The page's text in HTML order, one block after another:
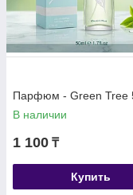
Парфюм - Green Tree
В наличии
1 100 ₸
Купить